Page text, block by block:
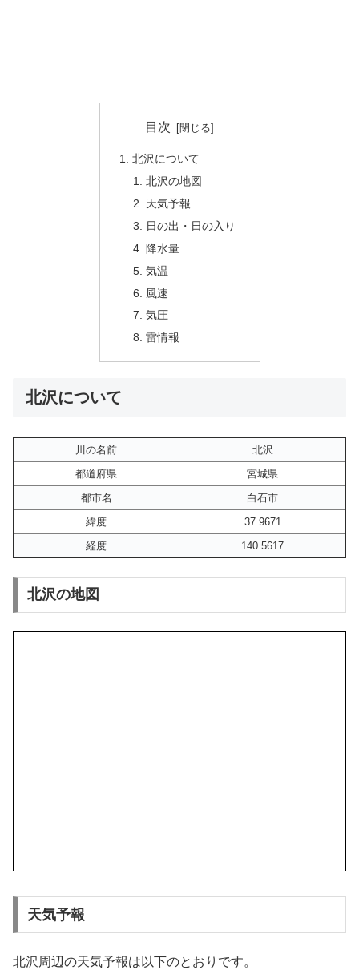
目次
北沢について
北沢の地図
天気予報
日の出・日の入り
降水量
気温
風速
気圧
雷情報
北沢について
川の名前
北沢
都道府県
宮城県
都市名
白石市
緯度
37.9671
経度
140.5617
北沢の地図
天気予報
北沢周辺の天気予報は以下のとおりです。